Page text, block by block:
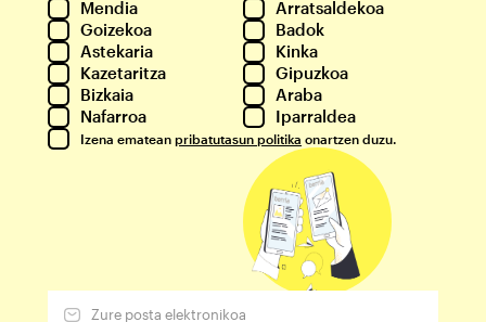
Mendia
Arratsaldekoa
Goizekoa
Badok
Astekaria
Kinka
Kazetaritza
Gipuzkoa
Bizkaia
Araba
Nafarroa
Iparraldea
Izena ematean pribatutasun politika onartzen duzu.